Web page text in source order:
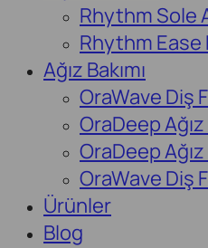
Rhythm Sole
Rhythm Ease
Ağız Bakımı
OraWave Diş
OraDeep
OraDeep
OraWave Diş
Ürünler
Blog